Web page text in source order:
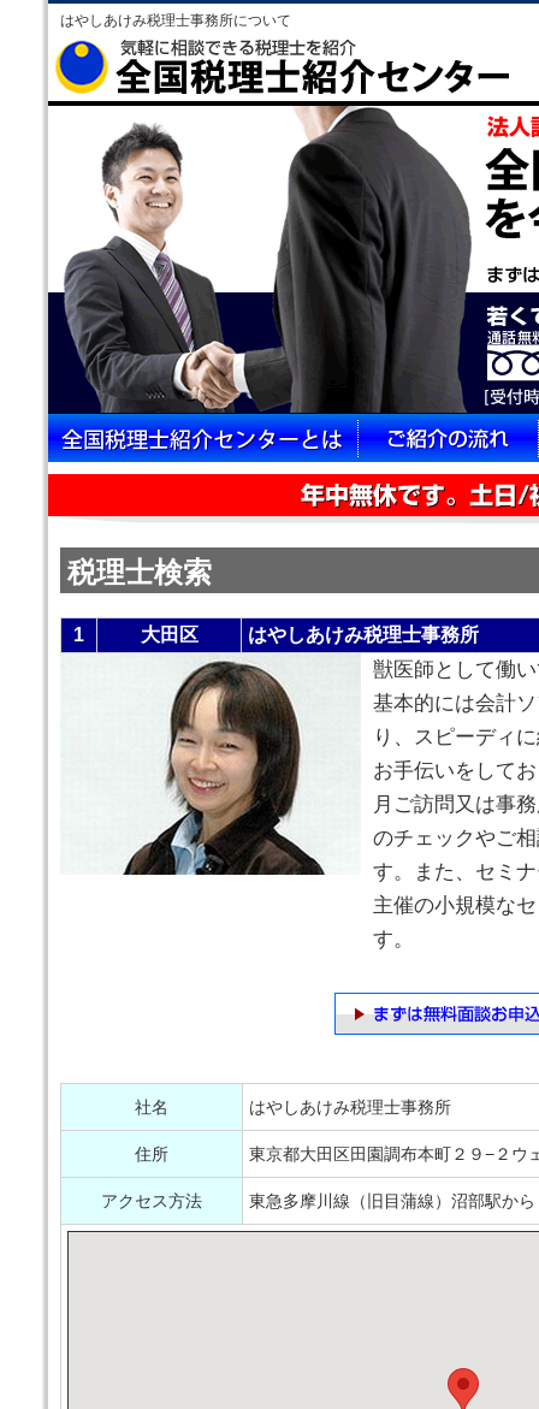
はやしあけみ税理士事務所について
税理士検索
1 大田区 はやしあけみ税理士事務所
獣医師として働
基本的には会計
り、スピーディ
お手伝いをして
月ご訪問又は事
のチェックやご
す。また、セミ
主催の小規模な
す。
社名 はやしあけみ税理士事務所
住所 東京都大田区田園調布本町２９−２ウ
アクセス方法 東急多摩川線（旧目蒲線）沼部駅か